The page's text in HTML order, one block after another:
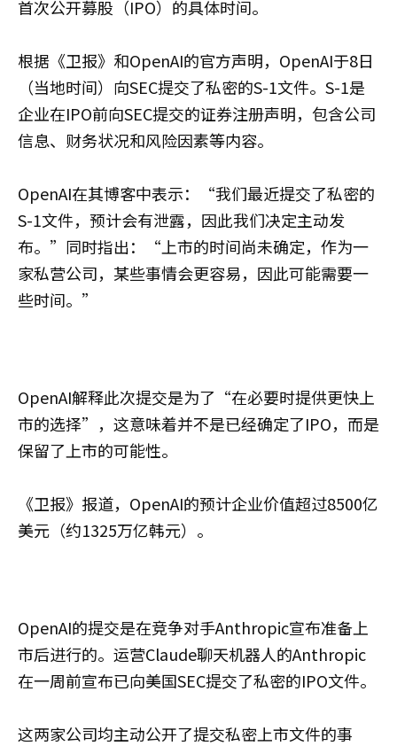
首次公开募股（IPO）的具体时间。
根据《卫报》和OpenAI的官方声明，OpenAI于8日
（当地时间）向SEC提交了私密的S-1文件。S-1是
企业在IPO前向SEC提交的证券注册声明，包含公司
信息、财务状况和风险因素等内容。
OpenAI在其博客中表示：“我们最近提交了私密的
S-1文件，预计会有泄露，因此我们决定主动发
布。”同时指出：“上市的时间尚未确定，作为一
家私营公司，某些事情会更容易，因此可能需要一
些时间。”
OpenAI解释此次提交是为了“在必要时提供更快上
市的选择”，这意味着并不是已经确定了IPO，而是
保留了上市的可能性。
《卫报》报道，OpenAI的预计企业价值超过8500亿
美元（约1325万亿韩元）。
OpenAI的提交是在竞争对手Anthropic宣布准备上
市后进行的。运营Claude聊天机器人的Anthropic
在一周前宣布已向美国SEC提交了私密的IPO文件。
这两家公司均主动公开了提交私密上市文件的事